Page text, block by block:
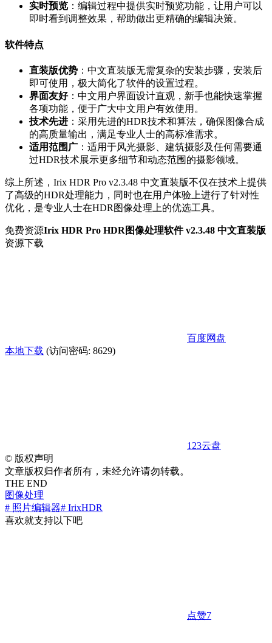
实时预览 ：编辑过程中提供实时预览功能，让用户可以
即时看到调整效果，帮助做出更精确的编辑决策。
软件特点
直装版优势 ：中文直装版无需复杂的安装步骤，安装后
即可使用，极大简化了软件的设置过程。
界面友好：中文用户界面设计直观，新手也能快速掌握
各项功能，便于广大中文用户有效使用。
技术先进 ：采用先进的HDR技术和算法，确保图像合成
的高质量输出，满足专业人士的高标准需求。
适用范围广 ：适用于风光摄影、建筑摄影及任何需要通
过HDR技术展示更多细节和动态范围的摄影领域。
综上所述，Irix HDR Pro v2.3.48 中文直装版不仅在技术上提供
了高级的HDR处理能力，同时也在用户体验上进行了针对性
优化，是专业人士在HDR图像处理上的优选工具。
免费资源Irix HDR Pro HDR图像处理软件 v2.3.48 中文直装版
资源下载
百度网盘
本地下载 (访问密码: 8629)
123云盘
© 版权声明
文章版权归作者所有，未经允许请勿转载。
THE END
图像处理
# 照片编辑器# IrixHDR
喜欢就支持以下吧
点赞7